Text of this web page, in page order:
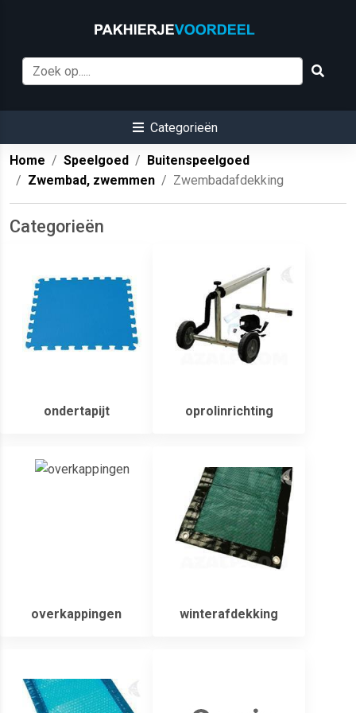
Categorieën
Home Speelgoed
Buitenspeelgoed
Zwembad, zwemmen
Zwembadafdekking
Categorieën
ondertapijt oprolinrichting
overkappingen winterafdekking